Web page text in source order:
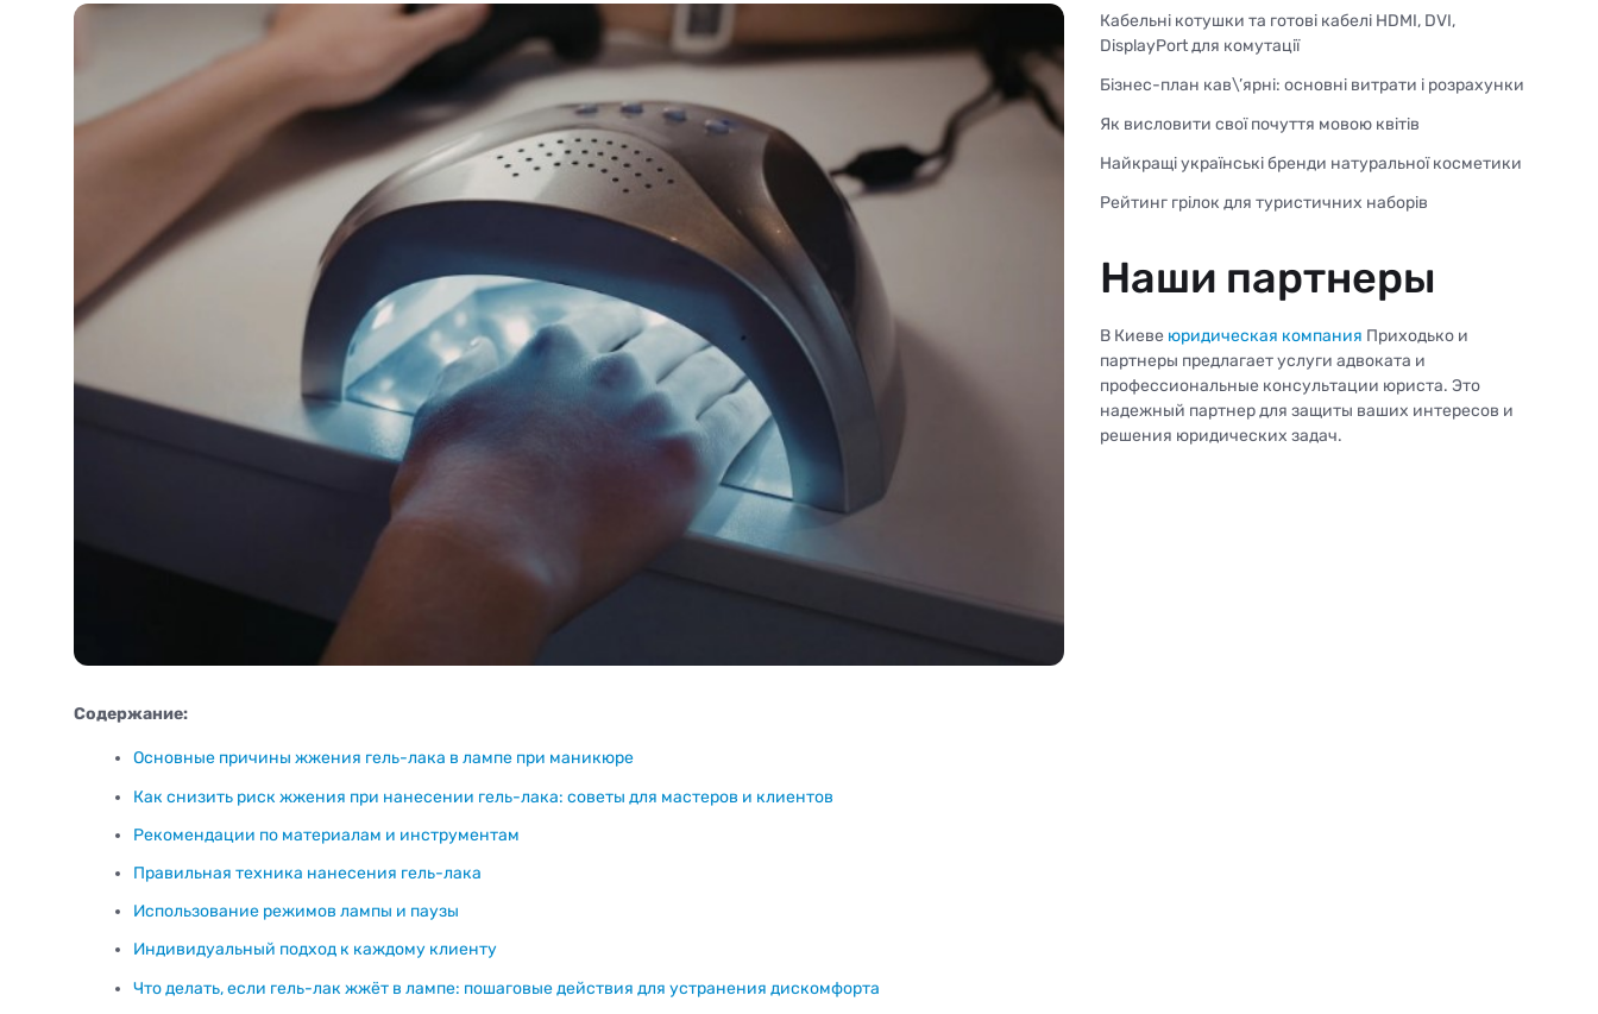
Содержание:
Основные причины жжения гель-лака в лампе при маникюре
Как снизить риск жжения при нанесении гель-лака: советы для мастеров и клиентов
Рекомендации по материалам и инструментам
Правильная техника нанесения гель-лака
Использование режимов лампы и паузы
Индивидуальный подход к каждому клиенту
Что делать, если гель-лак жжёт в лампе: пошаговые действия для устранения дискомфорта
Кабельні котушки та готові кабелі HDMI, DVI,
DisplayPort для комутації
Бізнес-план кав\’ярні: основні витрати і розрахунки
Як висловити свої почуття мовою квітів
Найкращі українські бренди натуральної косметики
Рейтинг грілок для туристичних наборів
Наши партнеры
В Киеве юридическая компания Приходько и
партнеры предлагает услуги адвоката и
профессиональные консультации юриста. Это
надежный партнер для защиты ваших интересов и
решения юридических задач.